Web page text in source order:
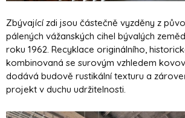
Zbývající zdi jsou částečně vyzděny z
pálených vážanských cihel bývalých
roku 1962. Recyklace originálního,
kombinovaná se surovým vzhledem
dodává budově rustikální texturu a
projekt v duchu udržitelnosti.